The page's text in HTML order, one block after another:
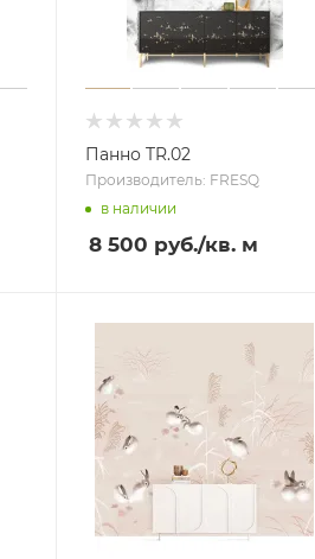
Панно TR.02
Производитель: FRESQ
в наличии
8 500 руб./кв. м